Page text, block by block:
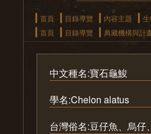
首頁 目錄導覽 內容主題
首頁
目錄導覽 典藏機構與計
中文種名:寶石龜鮻
學名:Chelon alatus
台灣俗名:豆仔魚、烏仔